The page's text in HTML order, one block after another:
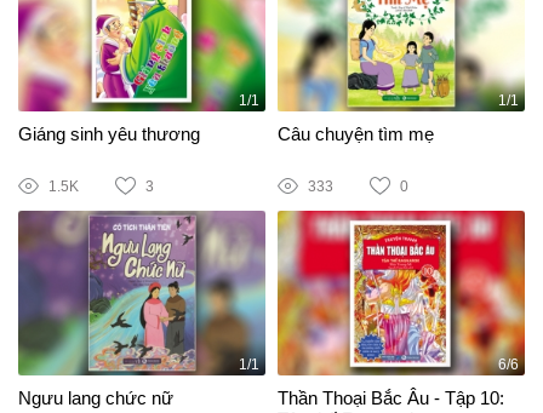
1/1
Giáng sinh yêu thương
1.5K 3
1/1
Câu chuyện tìm mẹ
333 0
1/1
Ngưu lang chức nữ
6/6
Thần Thoại Bắc Âu - Tập 10: